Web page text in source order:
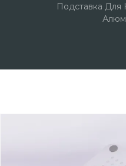
Подставка Для